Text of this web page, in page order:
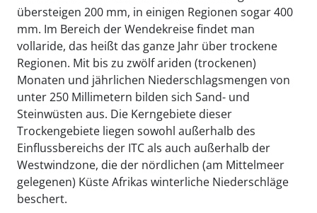
übersteigen 200 mm, in einigen Regionen sogar 400
mm. Im Bereich der Wendekreise findet man
vollaride, das heißt das ganze Jahr über trockene
Regionen. Mit bis zu zwölf ariden (trockenen)
Monaten und jährlichen Niederschlagsmengen von
unter 250 Millimetern bilden sich Sand- und
Steinwüsten aus. Die Kerngebiete dieser
Trockengebiete liegen sowohl außerhalb des
Einflussbereichs der ITC als auch außerhalb der
Westwindzone, die der nördlichen (am Mittelmeer
gelegenen) Küste Afrikas winterliche Niederschläge
beschert.